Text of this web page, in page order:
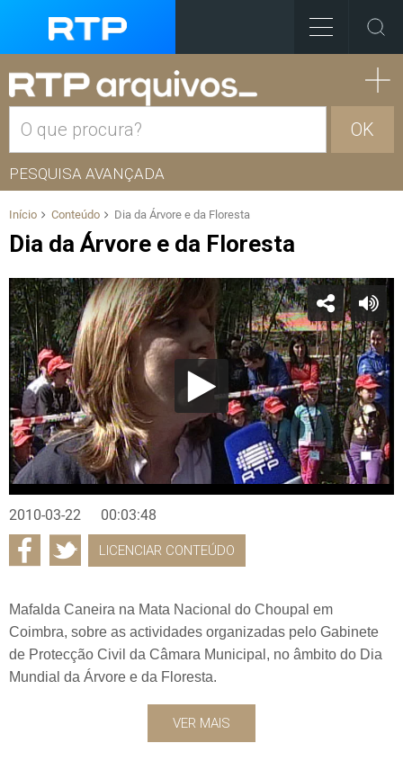
OK
PESQUISA AVANÇADA
Início Conteúdo Dia da Árvore e da Floresta
Dia da Árvore e da Floresta
2010-03-22 00:03:48
LICENCIAR CONTEÚDO
Mafalda Caneira na Mata Nacional do Choupal em
Coimbra, sobre as actividades organizadas pelo Gabinete
de Protecção Civil da Câmara Municipal, no âmbito do Dia
Mundial da Árvore e da Floresta.
VER MAIS